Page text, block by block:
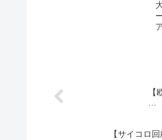
【サイコロ